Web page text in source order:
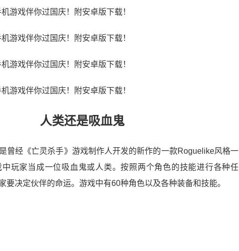
人类还是吸血鬼
曾经《亡灵杀手》游戏制作人开发的新作的一款Roguelike风格一
玩家当成一位吸血鬼或人类。按照两个角色的技能进行各种任
要决定伙伴的命运。游戏中有60种角色以及各种装备和技能。